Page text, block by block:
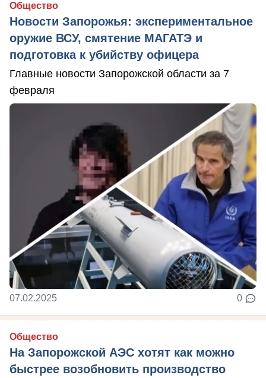
Общество
Новости Запорожья: экспериментальное
оружие ВСУ, смятение МАГАТЭ и
подготовка к убийству офицера
Главные новости Запорожской области за 7
февраля
07.02.2025 0
Общество
На Запорожской АЭС хотят как можно
быстрее возобновить производство